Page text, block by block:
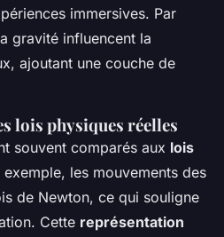
immersives. Par
gravité influencent la
ajoutant une couche de
lois physiques réelles
souvent comparés aux lois
exemple, les mouvements des
de Newton, ce qui souligne
Cette représentation